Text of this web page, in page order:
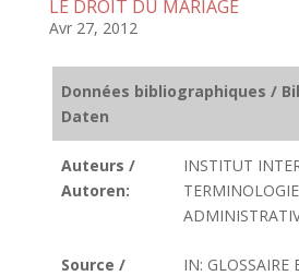
LE DROIT DU MARIAGE
Avr 27, 2012
Données bibliographiques /
Daten
Auteurs /
Autoren:
INSTITUT
Source /
IN: GLOSSAIRE